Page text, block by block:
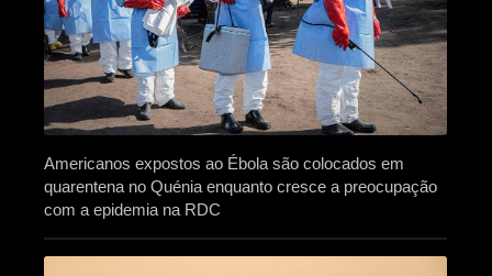
Americanos expostos ao Ébola são colocados em
quarentena no Quénia enquanto cresce a preocupação
com a epidemia na RDC